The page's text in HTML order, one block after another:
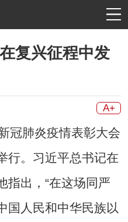
复兴征程中发
A+
肺炎疫情表彰大会
行。习近平总书记在
指出，“在这场同严
国人民和中华民族以